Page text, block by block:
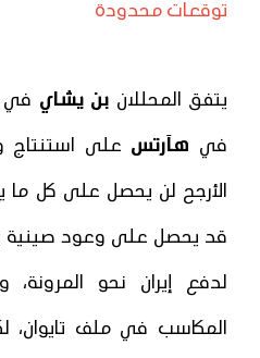
توقعات محدودة
يتفق المحللان بن يشاي في
في هآرتس على استنتاج
الأرجح لن يحصل على كل ما
قد يحصل على وعود صينية
لدفع إيران نحو
المكاسب في ملف تايوان،